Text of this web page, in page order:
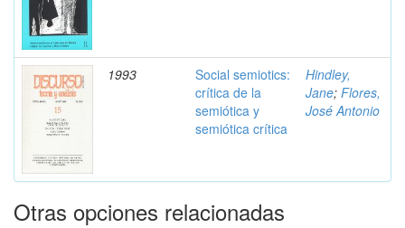
1993
Social semiotics:
crítica de la
semiótica y
semiótica crítica
Hindley,
Jane; Flores,
José Antonio
Otras opciones relacionadas